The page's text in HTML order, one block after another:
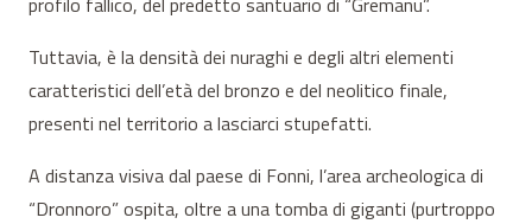
Tuttavia, è la densità dei nuraghi e degli altri elementi
caratteristici dell’età del bronzo e del neolitico finale,
presenti nel territorio a lasciarci stupefatti.
A distanza visiva dal paese di Fonni, l’area archeologica di
“Dronnoro” ospita, oltre a una tomba di giganti (purtroppo